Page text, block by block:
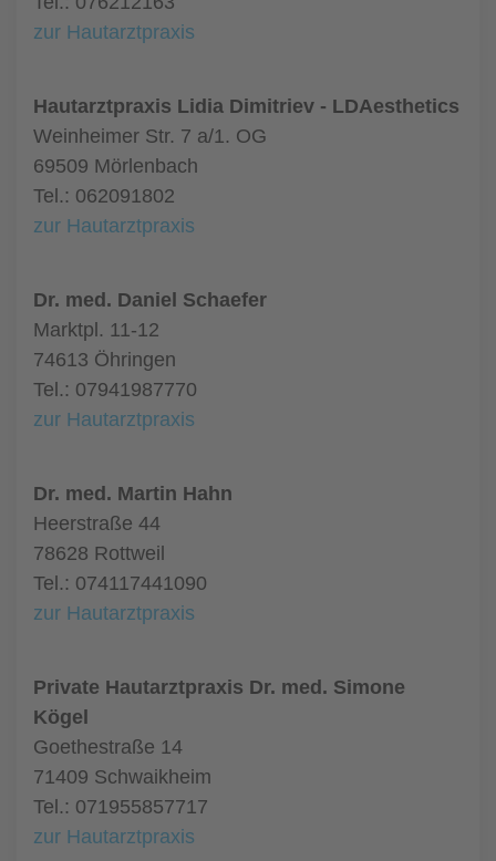
zur Hautarztpraxis
Hautarztpraxis Lidia Dimitriev - LDAesthetics
Weinheimer Str. 7 a/1. OG
69509 Mörlenbach
Tel.: 062091802
zur Hautarztpraxis
Dr. med. Daniel Schaefer
Marktpl. 11-12
74613 Öhringen
Tel.: 07941987770
zur Hautarztpraxis
Dr. med. Martin Hahn
Heerstraße 44
78628 Rottweil
Tel.: 074117441090
zur Hautarztpraxis
Private Hautarztpraxis Dr. med. Simone
Kögel
Goethestraße 14
71409 Schwaikheim
Tel.: 071955857717
zur Hautarztpraxis